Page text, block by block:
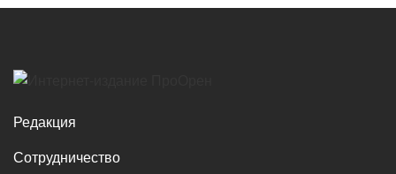
Редакция
Сотрудничество